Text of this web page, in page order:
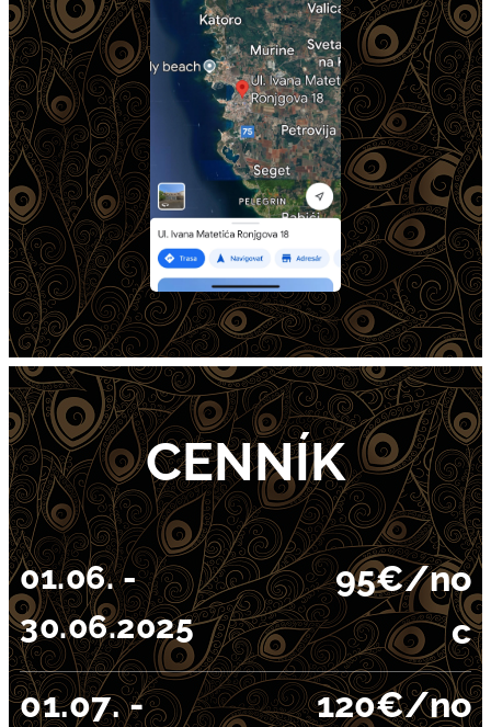
CENNÍK
01.06. -
30.06.2025
95€/no
c
01.07. -
120€/no